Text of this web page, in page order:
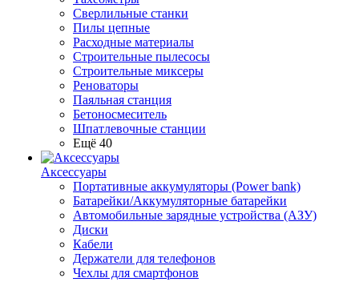
Сверлильные станки
Пилы цепные
Расходные материалы
Строительные пылесосы
Строительные миксеры
Реноваторы
Паяльная станция
Бетоносмеситель
Шпатлевочные станции
Ещё 40
Аксессуары
Портативные аккумуляторы (Power bank)
Батарейки/Аккумуляторные батарейки
Автомобильные зарядные устройства (АЗУ)
Диски
Кабели
Держатели для телефонов
Чехлы для смартфонов